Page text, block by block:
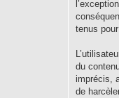
tenus
du
imprécis,
de